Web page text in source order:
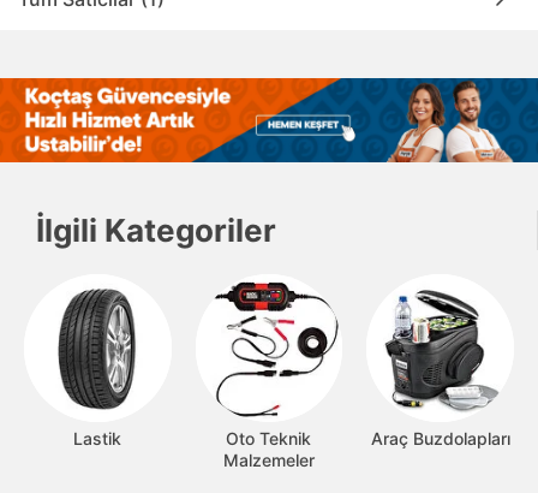
İlgili Kategoriler
Lastik
Oto Teknik
Malzemeler
Araç Buzdolapları